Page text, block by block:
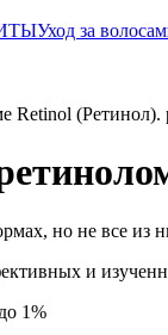
Уход за
Retinol (Ретинол).
но не все из
и
1%